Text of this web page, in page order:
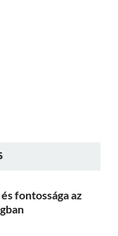
fontossága az